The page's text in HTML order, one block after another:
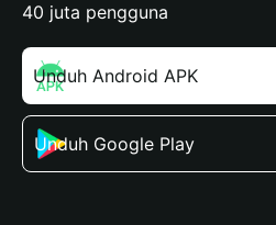
40 juta pengguna
Unduh Android APK
Unduh Google Play